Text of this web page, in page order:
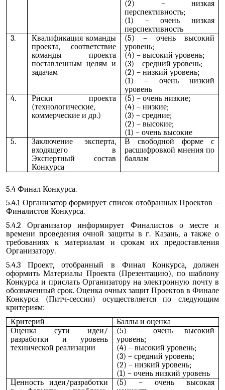
(2) – низкая
перспективность;
(1) – очень низкая
перспективность
3.
Квалификация команды
проекта, соответствие
команды проекта
поставленным целям и
задачам
(5) – очень высокий
уровень;
(4) – высокий уровень;
(3) – средний уровень;
(2) – низкий уровень;
(1) – очень низкий
уровень
4.
Риски проекта
(технологические,
коммерческие и др.)
(5) – очень низкие;
(4) – низкие;
(3) – средние;
(2) – высокие;
(1) – очень высокие
5.
Заключение эксперта,
входящего в
Экспертный состав
Конкурса
В свободной форме с
расшифровкой мнения по
баллам
5.4 Финал Конкурса.
5.4.1 Организатор формирует список отобранных Проектов –
Финалистов Конкурса.
5.4.2 Организатор информирует Финалистов о месте и
времени проведения очной защиты в г. Казань, а также о
требованиях к материалам и срокам их предоставления
Организатору.
5.4.3 Проект, отобранный в Финал Конкурса, должен
оформить Материалы Проекта (Презентацию), по шаблону
Конкурса и прислать Организатору на электронную почту в
обозначенный срок. Оценка очных защит Проектов в Финале
Конкурса (Питч-сессии) осуществляется по следующим
критериям:
Критерий
Баллы и оценка
Оценка сути идеи/
разработки и уровень
технической реализации
(5) – очень высокий
уровень;
(4) – высокий уровень;
(3) – средний уровень;
(2) – низкий уровень;
(1) – очень низкий уровень
Ценность идеи/разработки
(5) – очень высокая